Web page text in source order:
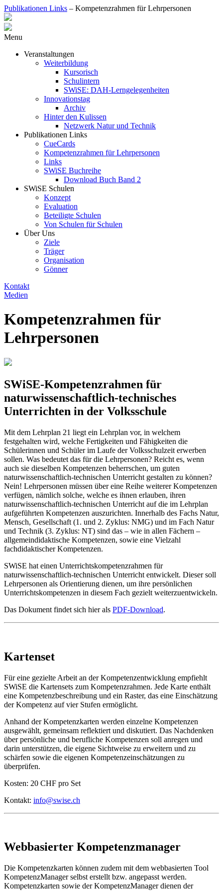
Publikationen Links – Kompetenzrahmen für Lehrpersonen
Menu
Veranstaltungen
Weiterbildung
Kursorisch
Schulintern
SWiSE: DAH-Lerngelegenheiten
Innovationstag
Archiv
Hinter den Kulissen
Netzwerk Natur und Technik
Publikationen Links
CueCards
Kompetenzrahmen für Lehrpersonen
Links
SWiSE Buchreihe
Download Buch Band 2
SWiSE Schulen
Konzept
Evaluation
Beteiligte Schulen
Von Schulen für Schulen
Über Uns
Ziele
Träger
Organisation
Gönner
Kontakt
Medien
Kompetenzrahmen für
Lehrpersonen
SWiSE-Kompetenzrahmen für
naturwissenschaftlich-technisches
Unterrichten in der Volksschule
Mit dem Lehrplan 21 liegt ein Lehrplan vor, in welchem
festgehalten wird, welche Fertigkeiten und Fähigkeiten die
Schülerinnen und Schüler im Laufe der Volksschulzeit erwerben
sollen. Was bedeutet das für die Lehrpersonen? Reicht es, wenn
auch sie dieselben Kompetenzen beherrschen, um guten
naturwissenschaftlich-technischen Unterricht gestalten zu können?
Nein! Lehrpersonen müssen über eine Reihe weiterer Kompetenzen
verfügen, nämlich solche, welche es ihnen erlauben, ihren
naturwissenschaftlich-technischen Unterricht auf die im Lehrplan
aufgeführten Kompetenzen auszurichten. Innerhalb des Fachs Natur,
Mensch, Gesellschaft (1. und 2. Zyklus: NMG) und im Fach Natur
und Technik (3. Zyklus: NT) sind das – wie in allen Fächern –
allgemeindidaktische Kompetenzen, sowie eine Vielzahl
fachdidaktischer Kompetenzen.
SWiSE hat einen Unterrichtskompetenzrahmen für
naturwissenschaftlich-technischen Unterricht entwickelt. Dieser soll
Lehrpersonen als Orientierung dienen, um ihre persönlichen
Unterrichtskompetenzen in diesem Fach gezielt weiterzuentwickeln.
Das Dokument findet sich hier als PDF-Download.
Kartenset
Für eine gezielte Arbeit an der Kompetenzentwicklung empfiehlt
SWiSE die Kartensets zum Kompetenzrahmen. Jede Karte enthält
eine Kompetenzbeschreibung und ein Raster, das eine Einschätzung
der Kompetenz auf vier Stufen ermöglicht.
Anhand der Kompetenzkarten werden einzelne Kompetenzen
ausgewählt, gemeinsam reflektiert und diskutiert. Das Nachdenken
über persönliche und berufliche Kompetenzen soll anregen und
darin unterstützen, die eigene Sichtweise zu erweitern und zu
schärfen sowie die eigenen Kompetenzeinschätzungen zu
überprüfen.
Kosten: 20 CHF pro Set
Kontakt: info@swise.ch
Webbasierter Kompetenzmanager
Die Kompetenzkarten können zudem mit dem webbasierten Tool
KompetenzManager selbst erstellt bzw. angepasst werden.
Kompetenzkarten sowie der KompetenzManager dienen der